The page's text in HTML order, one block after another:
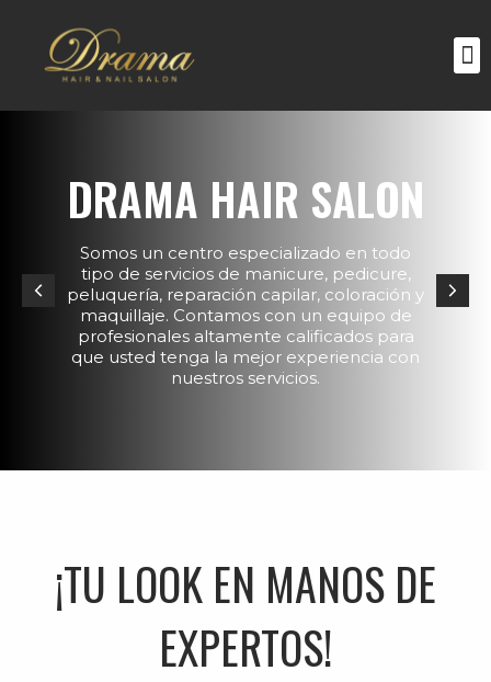
DRAMA HAIR SALON
Somos un centro especializado en todo
tipo de servicios de manicure, pedicure,
peluquería, reparación capilar, coloración y
maquillaje. Contamos con un equipo de
profesionales altamente calificados para
que usted tenga la mejor experiencia con
nuestros servicios.
¡TU LOOK EN MANOS DE
EXPERTOS!